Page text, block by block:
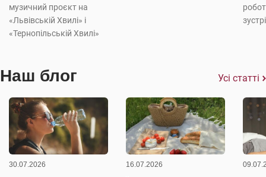
музичний проєкт на
«Львівській Хвилі» і
«Тернопільській Хвилі»
Наш блог Усі статті
30.07.2026 16.07.2026